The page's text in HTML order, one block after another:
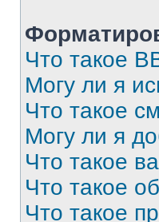
Что такое
Могу ли я
Что такое
Могу ли я
Что такое
Что такое
Что такое